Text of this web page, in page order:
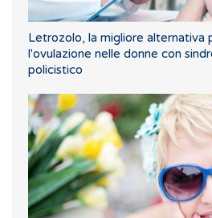
Letrozolo, la migliore alternativa
l'ovulazione nelle donne con
policistico